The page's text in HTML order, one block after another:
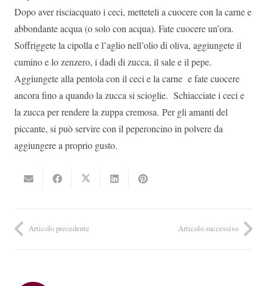
Dopo aver risciacquato i ceci, metteteli a cuocere con la carne e
abbondante acqua (o solo con acqua). Fate cuocere un’ora.
Soffriggete la cipolla e l’aglio nell’olio di oliva, aggiungete il
cumino e lo zenzero, i dadi di zucca, il sale e il pepe.
Aggiungete alla pentola con il ceci e la carne e fate cuocere
ancora fino a quando la zucca si scioglie. Schiacciate i ceci e
la zucca per rendere la zuppa cremosa. Per gli amanti del
piccante, si può servire con il peperoncino in polvere da
aggiungere a proprio gusto.
Articolo precedente Articolo successivo